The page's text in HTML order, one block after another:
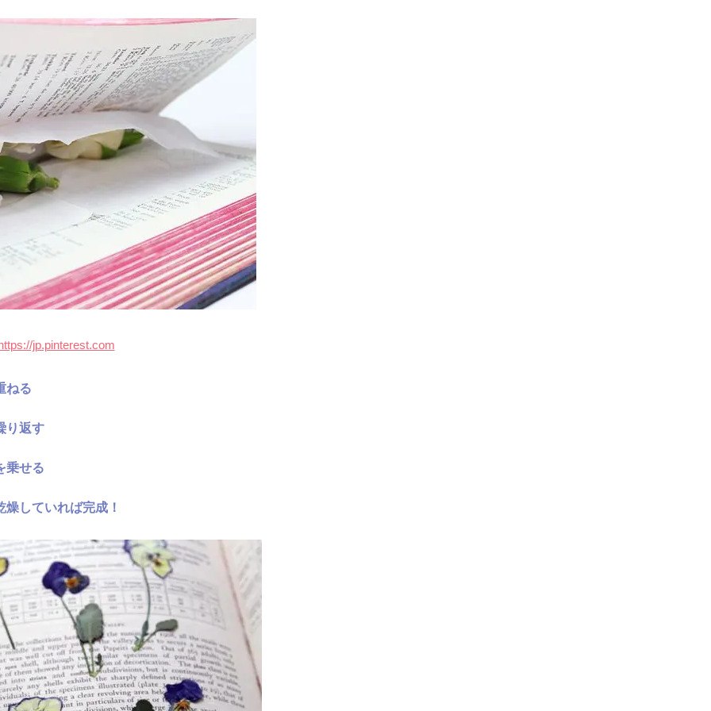
jp.pinterest.com
ねる
り返す
乗せる
していれば完成！